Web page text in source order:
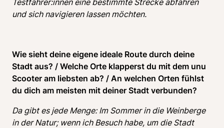
und sich navigieren lassen möchten.
Wie sieht deine eigene ideale Route durch deine
Stadt aus? / Welche Orte klapperst du mit dem unu
Scooter am liebsten ab? / An welchen Orten fühlst
du dich am meisten mit deiner Stadt verbunden?
Da gibt es jede Menge: Im Sommer in die Weinberge
in der Natur; wenn ich Besuch habe, um die Stadt